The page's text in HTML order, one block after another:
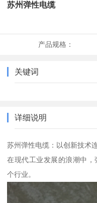
苏州弹性电缆
产品规格：
关键词
详细说明
苏州弹性电缆：以创新技术
在现代工业发展的浪潮中
个行业。